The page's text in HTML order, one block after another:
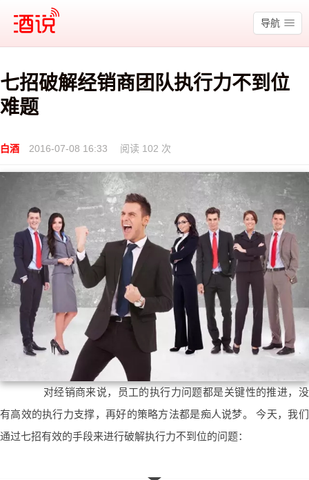
酒说
导航
七招破解经销商团队执行力不到位
难题
白酒 2016-07-08 16:33 阅读 102 次
对经销商来说，员工的执行力问题都是关键性的推进，没
有高效的执行力支撑，再好的策略方法都是痴人说梦。 今天，我们
通过七招有效的手段来进行破解执行力不到位的问题：